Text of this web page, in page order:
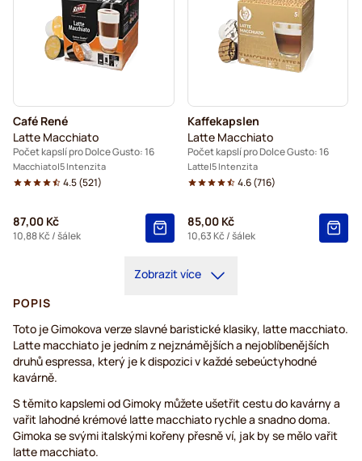
Café René
Latte Macchiato
Počet kapslí pro Dolce Gusto: 16
Macchiato 5 Intenzita
4.5(521)
87,00 Kč
10,88 Kč / šálek
Kaffekapslen
Latte Macchiato
Počet kapslí pro Dolce Gusto: 16
Latte 5 Intenzita
4.6(716)
85,00 Kč
10,63 Kč / šálek
Zobrazit více
POPIS
Toto je Gimokova verze slavné baristické klasiky, latte macchiato.
Latte macchiato je jedním z nejznámějších a nejoblíbenějších
druhů espressa, který je k dispozici v každé sebeúctyhodné
kavárně.
S těmito kapslemi od Gimoky můžete ušetřit cestu do kavárny a
vařit lahodné krémové latte macchiato rychle a snadno doma.
Gimoka se svými italskými kořeny přesně ví, jak by se mělo vařit
latte macchiato.